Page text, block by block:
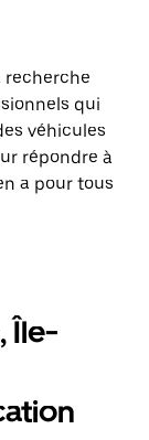
recherche
qui
véhicules
répondre à
a pour tous
Île-